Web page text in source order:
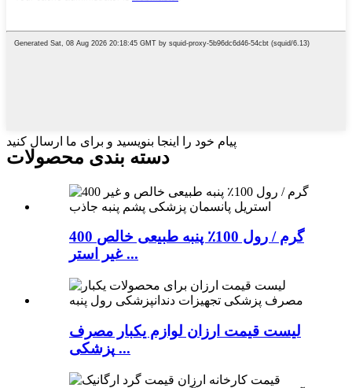
پیام خود را اینجا بنویسید و برای ما ارسال کنید
دسته بندی محصولات
400 گرم / رول 100٪ پنبه طبیعی خالص
غیر استر ...
لیست قیمت ارزان لوازم یکبار مصرف
پزشکی ...